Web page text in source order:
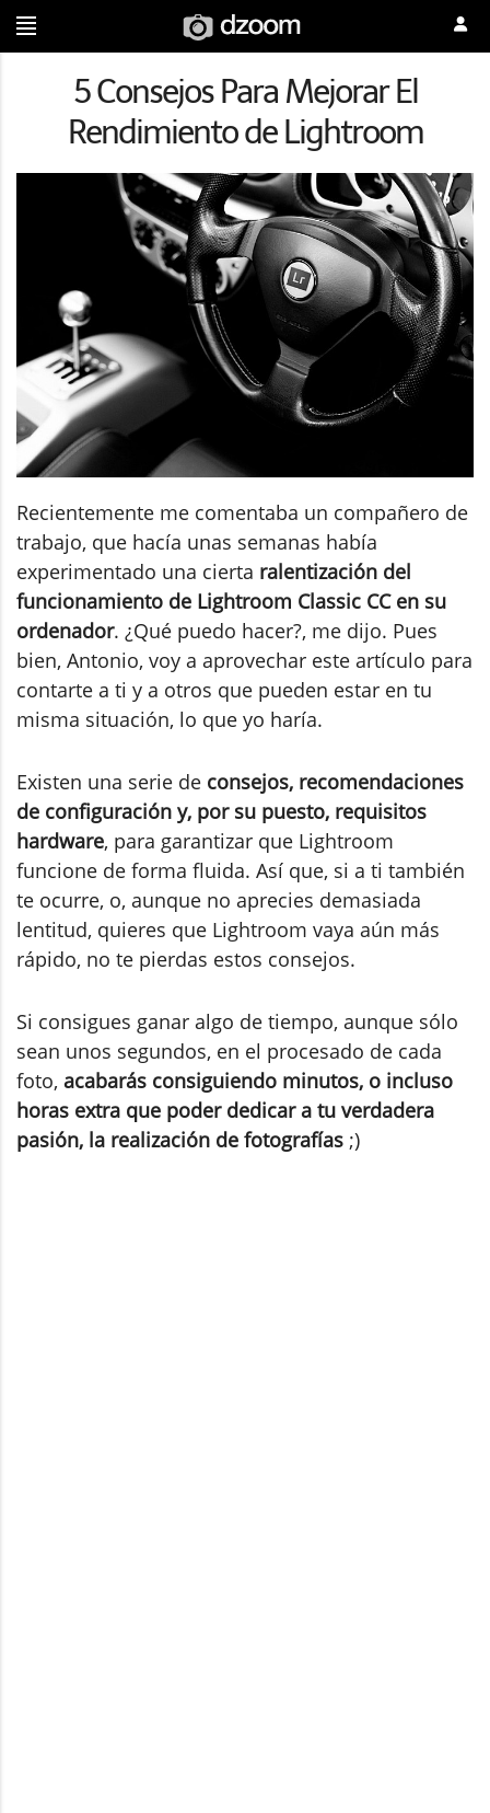
5 Consejos Para Mejorar El
Rendimiento de Lightroom
Recientemente me comentaba un compañero de
trabajo, que hacía unas semanas había
experimentado una cierta ralentización del
funcionamiento de Lightroom Classic CC en su
ordenador. ¿Qué puedo hacer?, me dijo. Pues
bien, Antonio, voy a aprovechar este artículo para
contarte a ti y a otros que pueden estar en tu
misma situación, lo que yo haría.
Existen una serie de consejos, recomendaciones
de configuración y, por su puesto, requisitos
hardware, para garantizar que Lightroom
funcione de forma fluida. Así que, si a ti también
te ocurre, o, aunque no aprecies demasiada
lentitud, quieres que Lightroom vaya aún más
rápido, no te pierdas estos consejos.
Si consigues ganar algo de tiempo, aunque sólo
sean unos segundos, en el procesado de cada
foto, acabarás consiguiendo minutos, o incluso
horas extra que poder dedicar a tu verdadera
pasión, la realización de fotografías ;)